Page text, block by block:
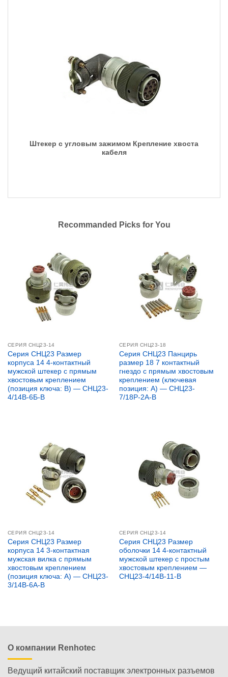
Штекер с угловым зажимом Крепление хвоста
кабеля
Recommanded Picks for You
СЕРИЯ CНЦ23-14
Серия СНЦ23 Размер
корпуса 14 4-контактный
мужской штекер с прямым
хвостовым креплением
(позиция ключа: B) — СНЦ23-
4/14В-6Б-В
СЕРИЯ СНЦ23-18
Серия СНЦ23 Панцирь
размер 18 7 контактный
гнездо с прямым хвостовым
креплением (ключевая
позиция: A) — СНЦ23-
7/18Р-2А-В
СЕРИЯ CНЦ23-14
Серия СНЦ23 Размер
корпуса 14 3-контактная
мужская вилка с прямым
хвостовым креплением
(позиция ключа: A) — СНЦ23-
3/14В-6А-В
СЕРИЯ CНЦ23-14
Серия СНЦ23 Размер
оболочки 14 4-контактный
мужской штекер с простым
хвостовым креплением —
СНЦ23-4/14В-11-В
О компании Renhotec
Ведущий китайский поставщик электронных разъемов